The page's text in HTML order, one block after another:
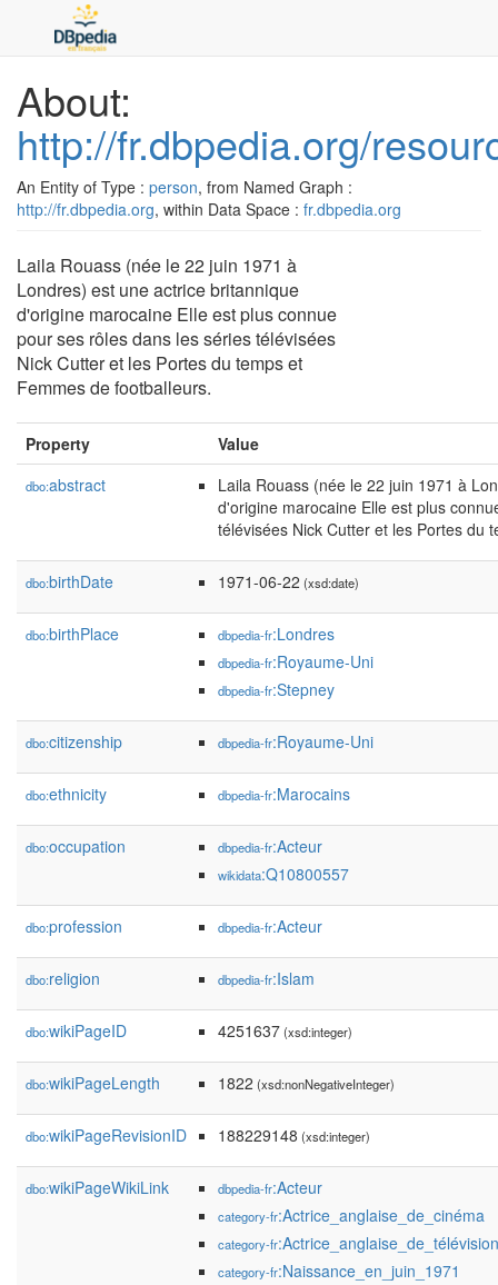
About:
http://fr.dbpedia.org/
An Entity of Type : person, from Named Graph :
http://fr.dbpedia.org, within Data Space : fr.dbpedia.org
Laila Rouass (née le 22 juin 1971 à
Londres) est une actrice britannique
d'origine marocaine Elle est plus connue
pour ses rôles dans les séries télévisées
Nick Cutter et les Portes du temps et
Femmes de footballeurs.
Property Value
dbo:abstract
Laila Rouass (née le 22 juin 1971 à
d'origine marocaine Elle est plus
télévisées Nick Cutter et les Portes du
dbo:birthDate 1971-06-22 (xsd:date)
dbo:birthPlace dbpedia-fr:Londres
dbpedia-fr:Royaume-Uni
dbpedia-fr:Stepney
dbo:citizenship dbpedia-fr:Royaume-Uni
dbo:ethnicity dbpedia-fr:Marocains
dbo:occupation dbpedia-fr:Acteur
wikidata:Q10800557
dbo:profession dbpedia-fr:Acteur
dbo:religion dbpedia-fr:Islam
dbo:wikiPageID 4251637(xsd:integer)
dbo:wikiPageLength 1822 (xsd:nonNegativeInteger)
dbo:wikiPageRevisionID 188229148 (xsd:integer)
dbo:wikiPageWikiLink dbpedia-fr:Acteur
category-fr:Actrice_anglaise_de_cinéma
category-fr:Actrice_anglaise_de_télévision
category-fr:Naissance_en_juin_1971